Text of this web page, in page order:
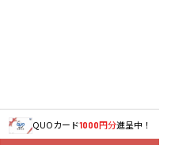
QUOカード1000円分進呈中！